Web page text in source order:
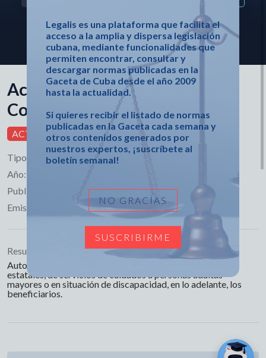
Legalis es una plataforma que facilita el
acceso a la amplia y dispersa legislación
cubana, mediante funcionalidades que
permiten encontrar, consultar y
descargar normas publicadas en la
Gaceta de Cuba desde el año 2009
hasta la actualidad.
Si quieres recibir el listado de normas
publicadas en la Gaceta cada semana y
otros contenidos generados por
nuestros expertos, ¡suscríbete al
boletín semanal!
NO GRACIAS
SUSCRIBIRME
OTRAS OPCIONES DE BÚSQUEDA
Acuerdo 10249 de 2025 de
Consejo de Ministros
ACTIVA
Tipo:
Acuerdo
Año:
Publicado en:
Gaceta Ordinaria No. 23
Emisor:
Consejo de Ministros
Resumen:
Autorizar la prestación por los actores económicos no
estatales, de servicios de cuidados a personas adultas
mayores o en situación de discapacidad, en lo adelante, los
beneficiarios.